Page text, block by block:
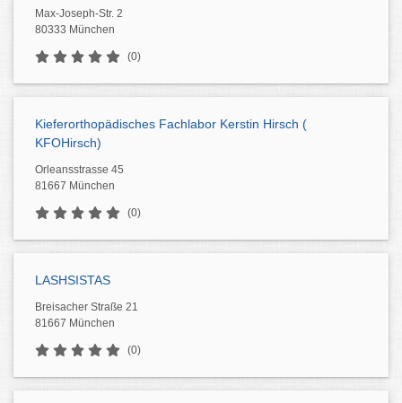
Max-Joseph-Str. 2
80333 München
(0)
Kieferorthopädisches Fachlabor Kerstin Hirsch (
KFOHirsch)
Orleansstrasse 45
81667 München
(0)
LASHSISTAS
Breisacher Straße 21
81667 München
(0)